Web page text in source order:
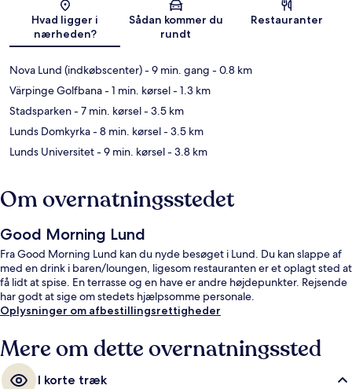
Kort
Hvad ligger i
nærheden?
Sådan kommer du
rundt
Restauranter
Nova Lund (indkøbscenter)- 9 min. gang - 0.8 km
Värpinge Golfbana- 1 min. kørsel- 1.3 km
Stadsparken- 7 min. kørsel- 3.5 km
Lunds Domkyrka- 8 min. kørsel- 3.5 km
Lunds Universitet- 9 min. kørsel- 3.8 km
Om overnatningsstedet
Good Morning Lund
Fra Good Morning Lund kan du nyde besøget i Lund. Du kan slappe af
med en drink i baren/loungen, ligesom restauranten er et oplagt sted at
få lidt at spise. En terrasse og en have er andre højdepunkter. Rejsende
har godt at sige om stedets hjælpsomme personale.
Oplysninger om afbestillingsrettigheder
Mere om dette overnatningssted
I korte træk